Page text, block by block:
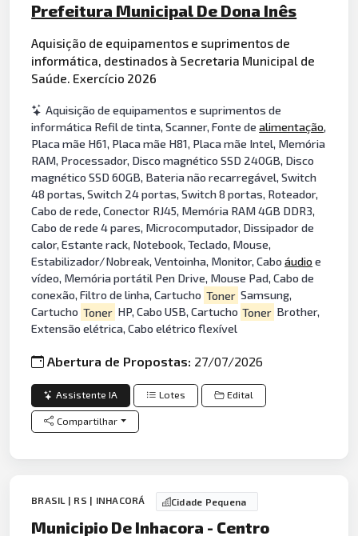
Prefeitura Municipal De Dona Inês
Aquisição de equipamentos e suprimentos de
informática, destinados à Secretaria Municipal de
Saúde. Exercício 2026
Aquisição de equipamentos e suprimentos de
informática Refil de tinta, Scanner, Fonte dealimentação,
Placa mãe H61, Placa mãe H81, Placa mãe Intel, Memória
RAM, Processador, Disco magnético SSD 240GB, Disco
magnético SSD 60GB, Bateria não recarregável, Switch
48 portas, Switch 24 portas, Switch 8 portas, Roteador,
Cabo de rede, Conector RJ45, Memória RAM 4GB DDR3,
Cabo de rede 4 pares, Microcomputador, Dissipador de
calor, Estante rack, Notebook, Teclado, Mouse,
Estabilizador/Nobreak, Ventoinha, Monitor, Caboáudioe
vídeo, Memória portátil Pen Drive, Mouse Pad, Cabo de
conexão, Filtro de linha, Cartucho Toner Samsung,
Cartucho Toner HP, Cabo USB, Cartucho Toner Brother,
Extensão elétrica, Cabo elétrico flexível
Abertura de Propostas: 27/07/2026
Assistente IA Lotes Edital
Compartilhar
BRASIL | RS | INHACORÁ Cidade Pequena
Municipio De Inhacora - Centro